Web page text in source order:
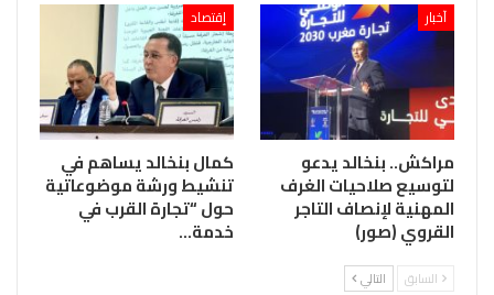
آخبار
مراكش.. بنخالد يدعو
لتوسيع صلاحيات الغرف
المهنية لإنصاف التاجر
القروي (صور)
إقتصاد
كمال بنخالد يساهم في
تنشيط ورشة موضوعاتية
حول “تجارة القرب في
خدمة…
السابق التالي